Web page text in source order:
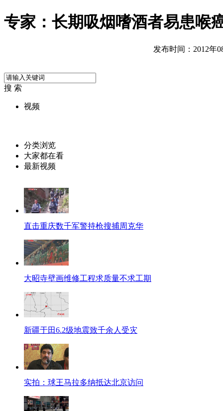
专家：长期吸烟嗜酒者易患喉
发布时间：2012年
搜 索
视频
分类浏览
大家都在看
最新视频
直击重庆数千军警持枪搜捕周克华
大昭寺壁画维修工程求质量不求工期
新疆于田6.2级地震致千余人受灾
实拍：球王马拉多纳抵达北京访问